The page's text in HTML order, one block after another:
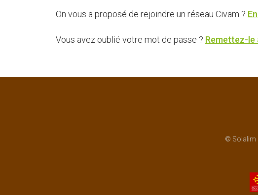
On vous a proposé de rejoindre un réseau Civam ?
Vous avez oublié votre mot de passe ? Remettez-le
© Solalim